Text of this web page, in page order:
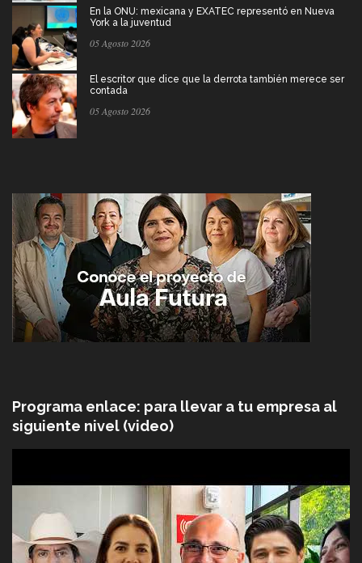
En la ONU: mexicana y EXATEC representó en Nueva
York a la juventud
05 Agosto 2026
El escritor que dice que la derrota también merece ser
contada
05 Agosto 2026
Programa enlace: para llevar a tu empresa al
siguiente nivel (video)